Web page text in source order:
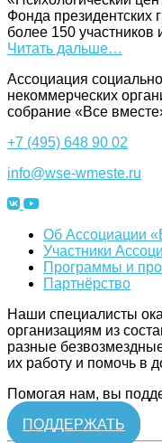
Фонда президентских
более 150 участников
Читать дальше…
Ассоциация
некоммерческих
собрание «Все
+7 (495) 648 90 02
info@wse-wmeste.ru
Об Ассоциации
Участники
Программы и
Партнёрство
Наши специалисты
организациям из
разные
их работу и помочь в
Помогая нам, вы
ПОДДЕРЖАТЬ